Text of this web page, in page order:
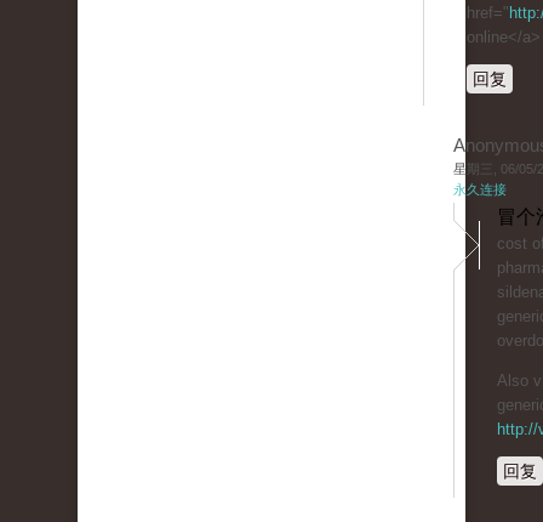
href="
online</a>
回复
星期三, 06/05/
永久连接
冒个
cost
Also
http://
回复